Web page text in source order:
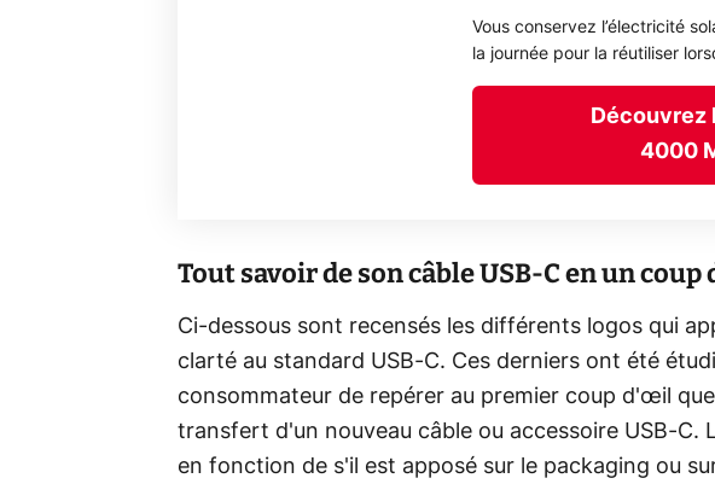
Vous conservez l’électricité
la journée pour la réutiliser
Découvrez
4000
Tout savoir de son câble USB-C en un
Ci-dessous sont recensés les différents logos qui
clarté au standard USB-C. Ces derniers ont été
consommateur de repérer au premier coup d'œil
transfert d'un nouveau câble ou accessoire USB-C.
en fonction de s'il est apposé sur le packaging ou